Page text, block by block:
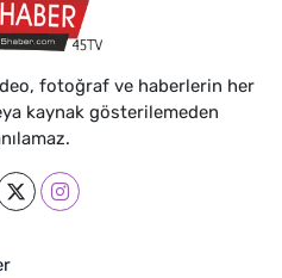
fotoğraf ve haberlerin her
kaynak gösterilemeden